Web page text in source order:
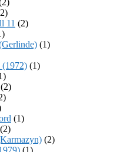
11 (2)
(1)
(1972) (1)
(2)
(1)
(2)
(2)
(1)